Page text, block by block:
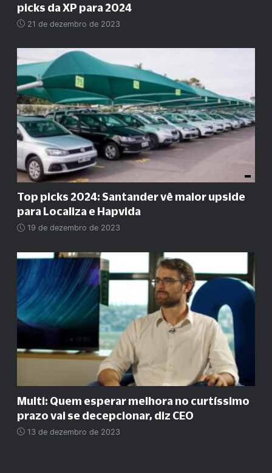
picks da XP para 2024
21 de dezembro de 2023
Top picks 2024: Santander vê maior upside
para Localiza e Hapvida
19 de dezembro de 2023
Multi: Quem esperar melhora no curtíssimo
prazo vai se decepcionar, diz CEO
13 de dezembro de 2023